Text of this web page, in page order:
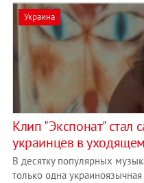
Украина
Клип "Экспонат"
украинцев в
В десятку популярных
только одна